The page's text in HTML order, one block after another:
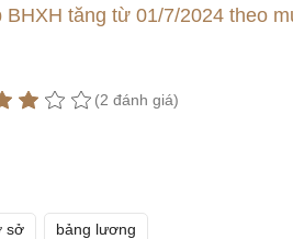
BHXH tăng từ 01/7/2024 theo
(2 đánh giá)
sở bảng lương